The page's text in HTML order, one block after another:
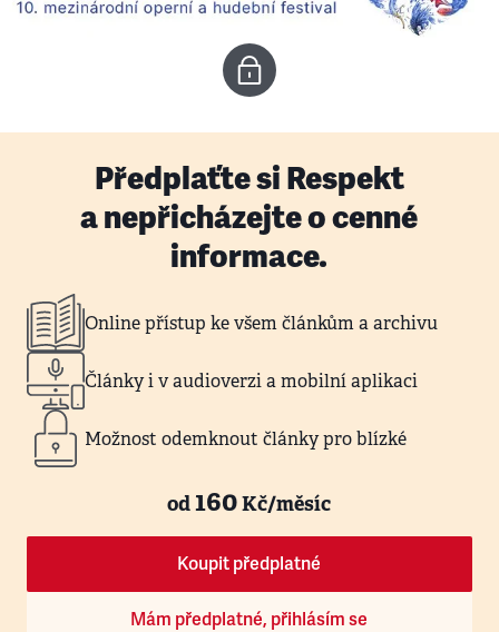
Předplaťte si Respekt
a nepřicházejte o cenné
informace.
Online přístup ke všem článkům a archivu
Články i v audioverzi a mobilní aplikaci
Možnost odemknout články pro blízké
od160Kč/měsíc
Koupit předplatné
Mám předplatné, přihlásím se